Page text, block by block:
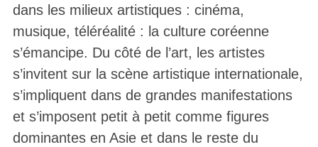
dans les milieux artistiques : cinéma,
musique, téléréalité : la culture coréenne
s’émancipe. Du côté de l’art, les artistes
s’invitent sur la scène artistique internationale,
s’impliquent dans de grandes manifestations
et s’imposent petit à petit comme figures
dominantes en Asie et dans le reste du